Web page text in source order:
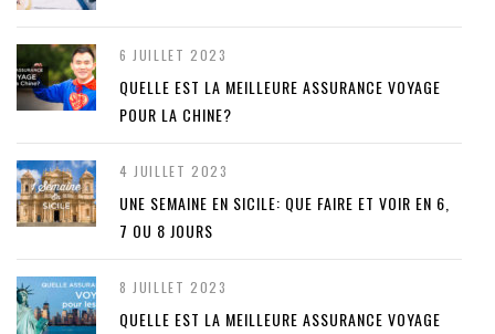
6 JUILLET 2023
QUELLE EST LA MEILLEURE ASSURANCE VOYAGE
POUR LA CHINE?
4 JUILLET 2023
UNE SEMAINE EN SICILE: QUE FAIRE ET VOIR EN 6,
7 OU 8 JOURS
8 JUILLET 2023
QUELLE EST LA MEILLEURE ASSURANCE VOYAGE